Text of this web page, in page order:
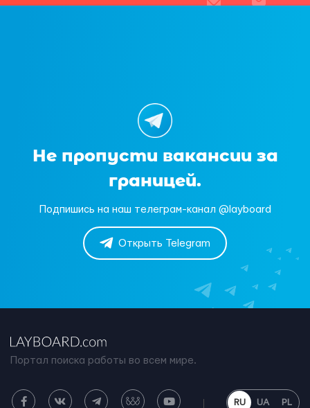
Не пропусти вакансии за
границей.
Подпишись на наш телеграм-канал @layboard
Открыть Telegram
Портал поиска работы во всем мире.
RU UA PL